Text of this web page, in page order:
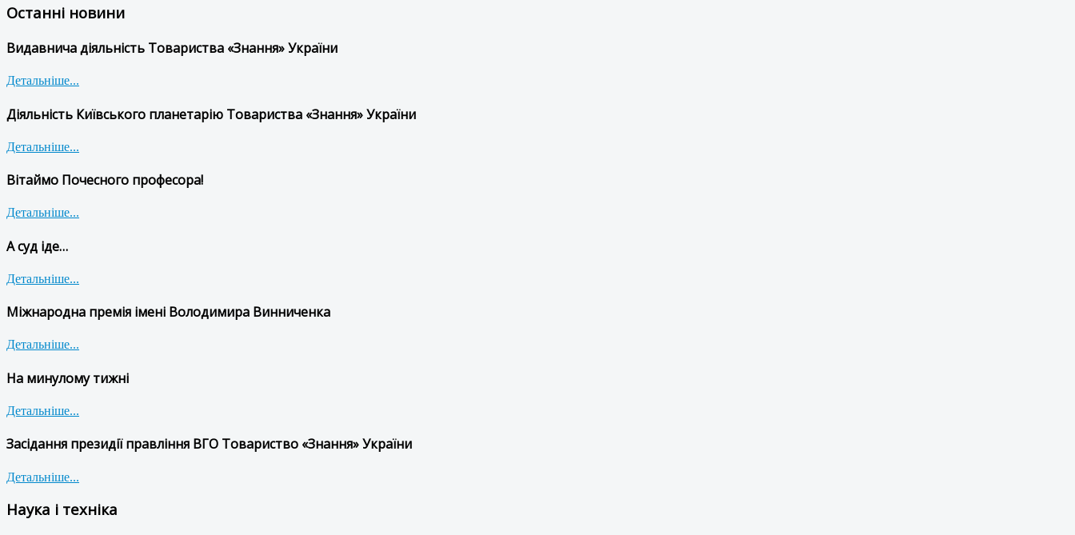
Останні новини
Видавнича діяльність Товариства «Знання» України
Детальніше...
Діяльність Київського планетарію Товариства «Знання» України
Детальніше...
Вітаймо Почесного професора!
Детальніше...
А суд іде…
Детальніше...
Міжнародна премія імені Володимира Винниченка
Детальніше...
На минулому тижні
Детальніше...
Засідання президії правління ВГО Товариство «Знання» України
Детальніше...
Наука і техніка